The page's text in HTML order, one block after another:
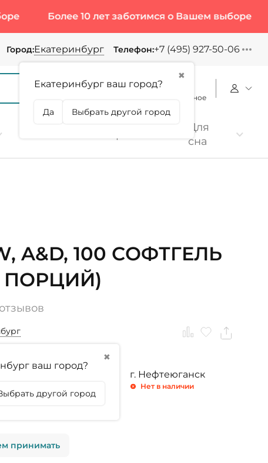
Более 10 лет заботимся о Вашем выборе
Город:Екатеринбург
✖
Екатеринбург ваш город?
Да Выбрать другой город
Телефон:+7 (495) 927-50-06
Избранное
Для
сна
A&D, 100 СОФТГЕЛЬ
ПОРЦИЙ)
✖
ваш город?
другой город
г. Тюмень г. Нефтеюганск
Нет в наличии
принимать